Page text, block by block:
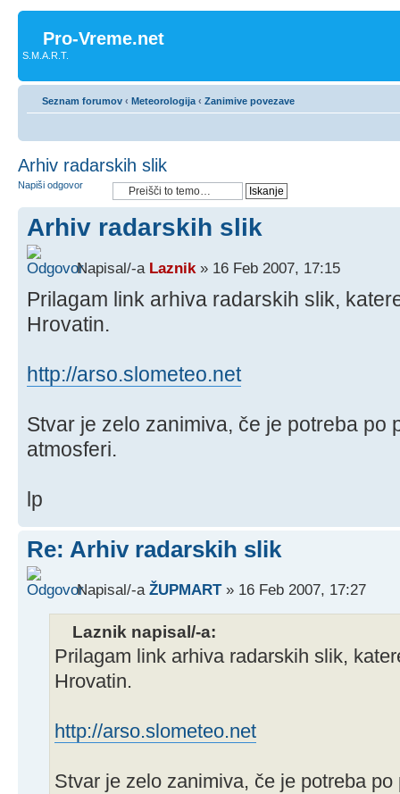
Pro-Vreme.net
S.M.A.R.T.
Seznam forumov ‹ Meteorologija ‹ Zanimive povezave
Arhiv radarskih slik
Napiši odgovor
Arhiv radarskih slik
Napisal/-a Laznik » 16 Feb 2007, 17:15
Prilagam link arhiva radarskih slik,
Hrovatin.
http://arso.slometeo.net
Stvar je zelo zanimiva, če je potreba po
atmosferi.
lp
Re: Arhiv radarskih slik
Napisal/-a ŽUPMART» 16 Feb 2007, 17:27
Laznik napisal/-a:
Prilagam link arhiva radarskih slik,
Hrovatin.
http://arso.slometeo.net
Stvar je zelo zanimiva, če je potreba